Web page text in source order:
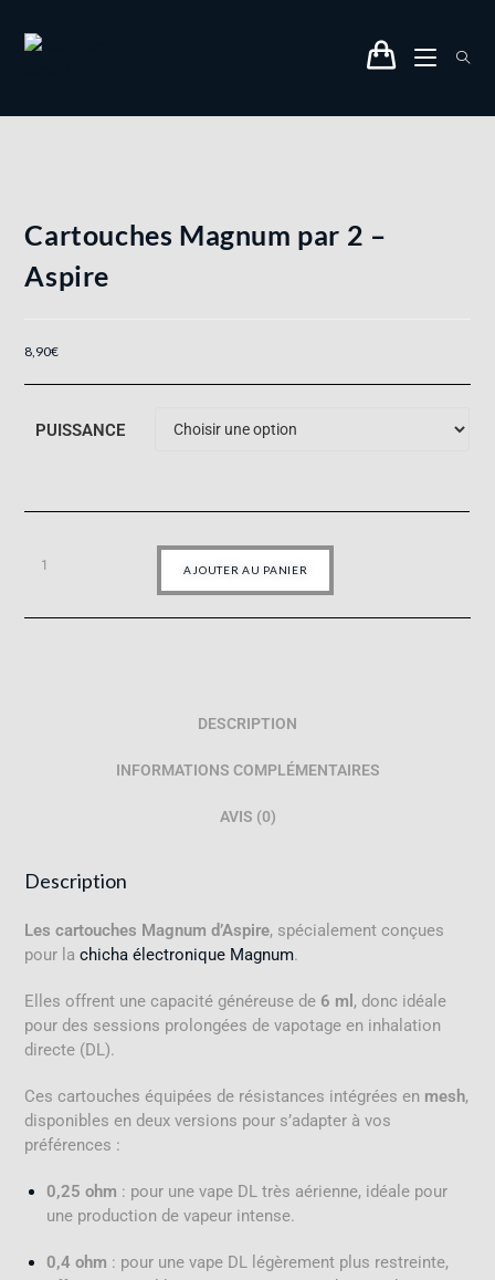
Cartouches Magnum par 2 –
Aspire
8,90€
PUISSANCE
AJOUTER AU PANIER
DESCRIPTION
INFORMATIONS COMPLÉMENTAIRES
AVIS (0)
Description
Les cartouches Magnum d’Aspire, spécialement conçues
pour lachicha électronique Magnum.
Elles offrent une capacité généreuse de 6 ml , donc idéale
pour des sessions prolongées de vapotage en inhalation
directe (DL).
Ces cartouches équipées de résistances intégrées en mesh,
disponibles en deux versions pour s’adapter à vos
préférences :
0,25 ohm : pour une vape DL très aérienne, idéale pour
une production de vapeur intense.
0,4 ohm : pour une vape DL légèrement plus restreinte,